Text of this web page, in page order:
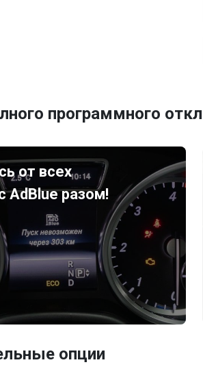
программного
от всех
AdBlue разом!
опции